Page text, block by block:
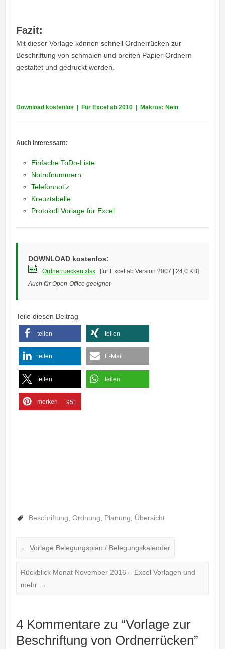
Fazit:
Mit dieser Vorlage können schnell Ordnerrücken zur
Beschriftung von schmalen und breiten Papier-Ordnern
gestaltet und gedruckt werden.
Download kostenlos | Für Excel ab 2010 | Makros: Nein
Auch interessant:
Einfache ToDo-Liste
Notrufnummern
Telefonnotiz
Kreuztabelle
Protokoll Vorlage für Excel
DOWNLOAD kostenlos:
Ordnerruecken.xlsx
[für Excel ab Version 2007 | 24,0 KB]
Auch für Open-Office geeignet
Teile diesen Beitrag
teilen teilen
teilen E-Mail
teilen teilen
merken 951
Beschriftung Ordnung Planung Übersicht
← Vorlage Belegungsplan / Belegungskalender
Rückblick Monat November 2016 – Excel Vorlagen und
mehr →
4 Kommentare zu “Vorlage zur
Beschriftung von Ordnerrücken”